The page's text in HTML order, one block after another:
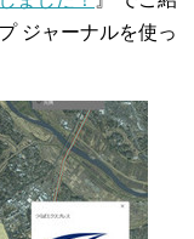
ジャーナルを使っ